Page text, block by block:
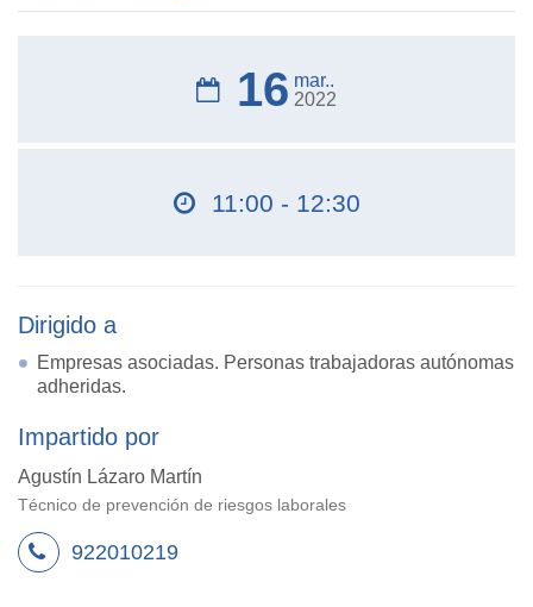
16 mar..
2022
11:00 - 12:30
Dirigido a
Empresas asociadas. Personas trabajadoras autónomas
adheridas.
Impartido por
Agustín Lázaro Martín
Técnico de prevención de riesgos laborales
922010219